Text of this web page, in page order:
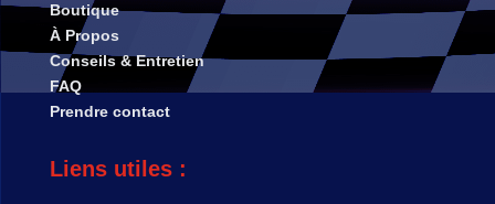
Boutique
À Propos
Conseils & Entretien
FAQ
Prendre contact
Liens utiles :